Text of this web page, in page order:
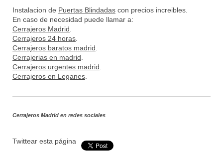
Instalacion de Puertas Blindadas con precios increibles.
En caso de necesidad puede llamar a:
Cerrajeros Madrid
Cerrajeros 24 horas
Cerrajeros baratos madrid
Cerrajerias en madrid
Cerrajeros urgentes madrid
Cerrajeros en Leganes
Cerrajeros Madrid en redes sociales
Twittear esta página